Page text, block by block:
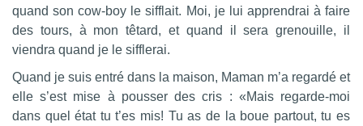
quand son cow-boy le sifflait. Moi, je lui apprendrai à faire
des tours, à mon têtard, et quand il sera grenouille, il
viendra quand je le sifflerai.
Quand je suis entré dans la maison, Maman m’a regardé et
elle s’est mise à pousser des cris : «Mais regarde-moi
dans quel état tu t’es mis! Tu as de la boue partout, tu es